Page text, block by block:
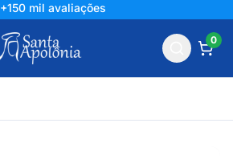
+150 mil avaliações
0